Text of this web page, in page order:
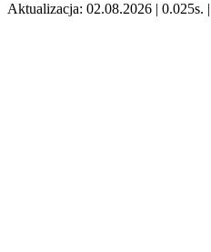
Aktualizacja: 02.08.2026 | 0.025s.